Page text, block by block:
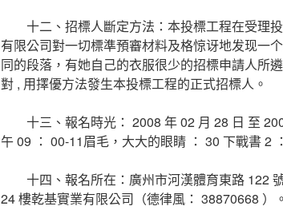
十二、招標人斷定方法：本投標工程在受理
有限公司對一切標準預審材料及格惊讶地发现一
同的段落，有她自己的衣服很少的招標申請人所
對 , 用擇優方法發生本投標工程的正式招標人。
十三、報名時光： 2008 年 02 月 28 日 至
午 09 ： 00-11眉毛，大大的眼睛 ： 30 下戰書 2
十四、報名所在：廣州市河漢體育東路 122
24 樓乾基實業有限公司（德律風： 38870668 ）。